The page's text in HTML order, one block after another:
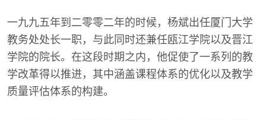
一九九五年到二零零二年的时候，杨斌出任厦门大学
教务处处长一职，与此同时还兼任瓯江学院以及晋江
学院的院长。在这段时期之内，他促使了一系列的教
学改革得以推进，其中涵盖课程体系的优化以及教学
质量评估体系的构建。